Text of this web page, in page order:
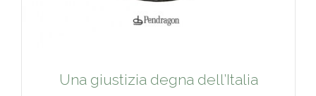
Una giustizia degna dell’Italia